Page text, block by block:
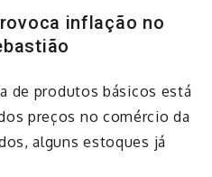
inflação no
de produtos básicos está
preços no comércio da
alguns estoques já